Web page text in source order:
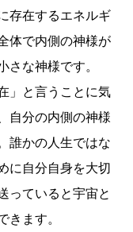
存在するエネルギ
体で内側の神様が
さな神様です。
」と言うことに気
自分の内側の神様
誰かの人生ではな
に自分自身を大切
っていると宇宙と
きます。